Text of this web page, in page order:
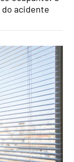
do acidente